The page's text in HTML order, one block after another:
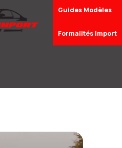
Guides Modèles
Formalités Import